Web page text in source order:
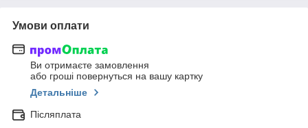
Умови оплати
Ви отримаєте замовлення
або гроші повернуться на вашу картку
Детальніше
Післяплата